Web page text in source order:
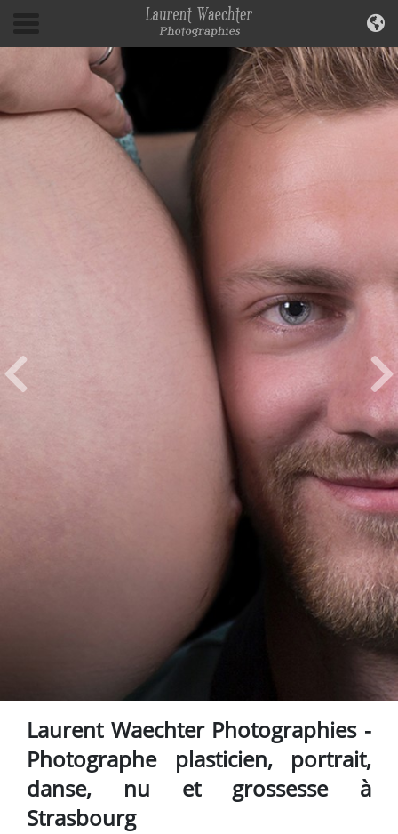
Laurent Waechter Photographies -
Photographe plasticien, portrait,
danse, nu et grossesse à
Strasbourg